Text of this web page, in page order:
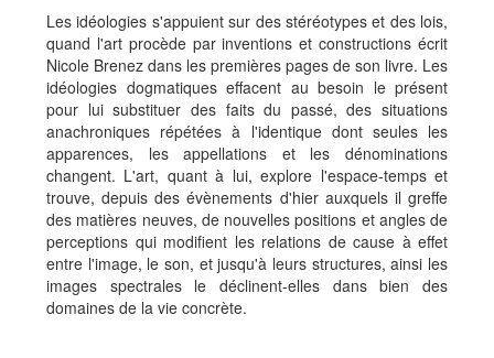
Les idéologies s'appuient sur des stéréotypes et des lois,
quand l'art procède par inventions et constructions écrit
Nicole Brenez dans les premières pages de son livre. Les
idéologies dogmatiques effacent au besoin le présent
pour lui substituer des faits du passé, des situations
anachroniques répétées à l'identique dont seules les
apparences, les appellations et les dénominations
changent. L'art, quant à lui, explore l'espace-temps et
trouve, depuis des évènements d'hier auxquels il greffe
des matières neuves, de nouvelles positions et angles de
perceptions qui modifient les relations de cause à effet
entre l'image, le son, et jusqu'à leurs structures, ainsi les
images spectrales le déclinent-elles dans bien des
domaines de la vie concrète.